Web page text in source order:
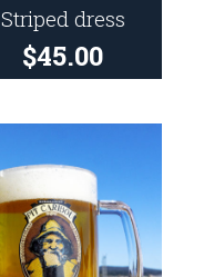
Striped dress
$45.00